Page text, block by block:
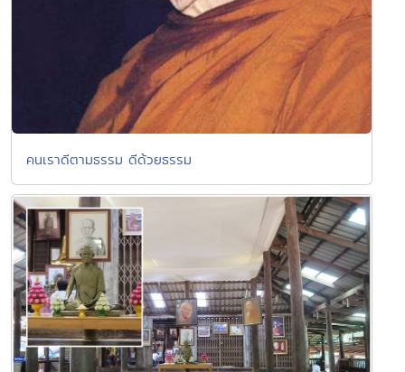
คนเราดีตามธรรม ดีด้วยธรรม